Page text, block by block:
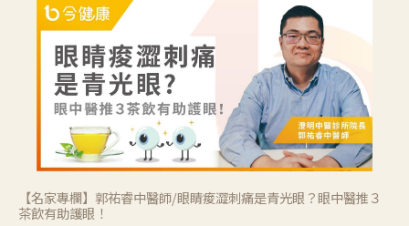
【名家專欄】郭祐睿中醫師/眼睛痠澀刺痛是青光眼？眼中醫推３
茶飲有助護眼！